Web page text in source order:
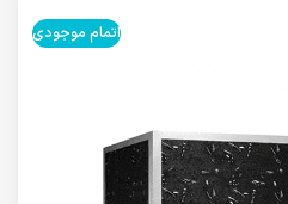
اتمام موجودی